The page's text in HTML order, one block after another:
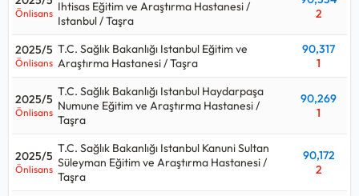
Önlisans Ihtisas Eğitim ve Araştırma Hastanesi /
Istanbul / Taşra
2
2025/5
Önlisans
T.C. Sağlık Bakanlığı Istanbul Eğitim ve
Araştırma Hastanesi / Taşra
90,317
1
2025/5
Önlisans
T.C. Sağlık Bakanlığı Istanbul Haydarpaşa
Numune Eğitim ve Araştırma Hastanesi /
Taşra
90,269
1
2025/5
Önlisans
T.C. Sağlık Bakanlığı Istanbul Kanuni Sultan
Süleyman Eğitim ve Araştırma Hastanesi /
Taşra
90,172
2